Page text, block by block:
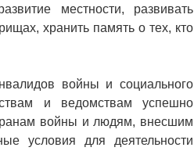
местности, развивать
хранить память о тех, кто
войны и социального
и ведомствам успешно
войны и людям, внесшим
условия для деятельности